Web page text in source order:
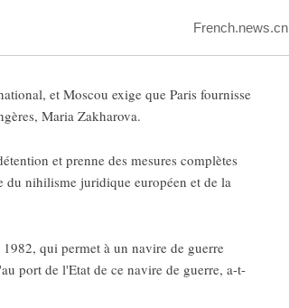
French.news.cn
et Moscou exige que Paris fournisse
Maria Zakharova.
et prenne des mesures complètes
du nihilisme juridique européen et de la
qui permet à un navire de guerre
port de l'Etat de ce navire de guerre, a-t-